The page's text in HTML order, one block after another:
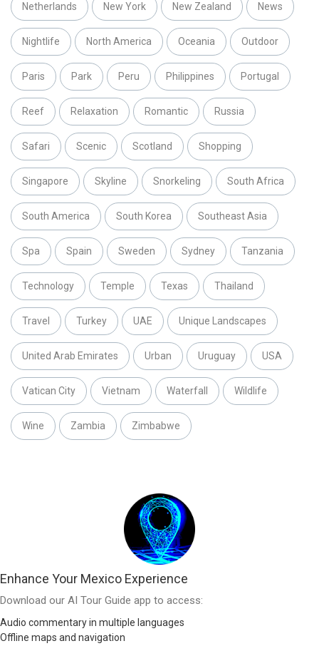
Netherlands New York New Zealand News
Nightlife North America Oceania Outdoor
Paris Park Peru Philippines Portugal
Reef Relaxation Romantic Russia
Safari Scenic Scotland Shopping
Singapore Skyline Snorkeling South Africa
South America South Korea Southeast Asia
Spa Spain Sweden Sydney Tanzania
Technology Temple Texas Thailand
Travel Turkey UAE Unique Landscapes
United Arab Emirates Urban Uruguay USA
Vatican City Vietnam Waterfall Wildlife
Wine Zambia Zimbabwe
Enhance Your Mexico Experience
Download our AI Tour Guide app to access:
Audio commentary in multiple languages
Offline maps and navigation